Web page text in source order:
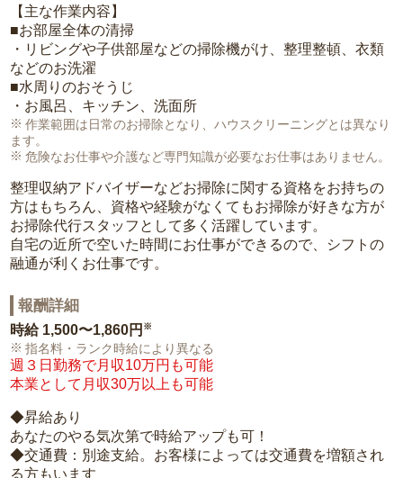
【主な作業内容】
■お部屋全体の清掃
・リビングや子供部屋などの掃除機がけ、整理整頓、衣類
などのお洗濯
■水周りのおそうじ
・お風呂、キッチン、洗面所
作業範囲は日常のお掃除となり、ハウスクリーニングとは異なり
ます。
危険なお仕事や介護など専門知識が必要なお仕事はありません。
整理収納アドバイザーなどお掃除に関する資格をお持ちの
方はもちろん、資格や経験がなくてもお掃除が好きな方が
お掃除代行スタッフとして多く活躍しています。
自宅の近所で空いた時間にお仕事ができるので、シフトの
融通が利くお仕事です。
報酬詳細
時給 1,500〜1,860円 ※
指名料・ランク時給により異なる
週３日勤務で月収10万円も可能
本業として月収30万以上も可能
◆昇給あり
あなたのやる気次第で時給アップも可！
◆交通費：別途支給。お客様によっては交通費を増額され
る方もいます